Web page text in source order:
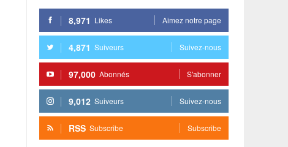
8,971 Likes Aimez notre page
4,871 Suiveurs Suivez-nous
97,000 Abonnés S'abonner
9,012 Suiveurs Suivez-nous
RSS Subscribe Subscribe